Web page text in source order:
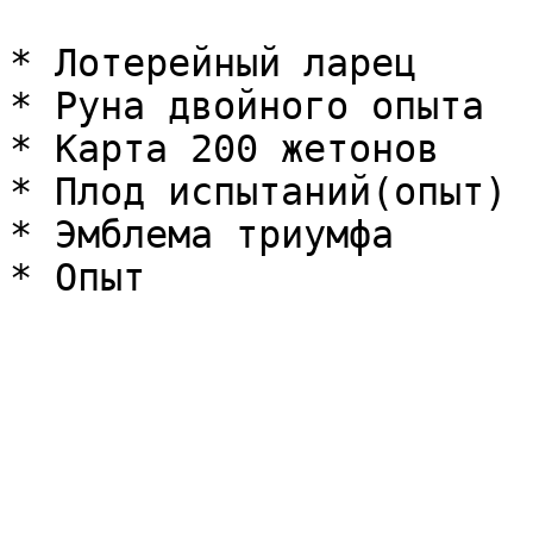
* Лотерейный ларец
* Руна двойного опыта
* Карта 200 жетонов
* Плод испытаний(опыт)
* Эмблема триумфа